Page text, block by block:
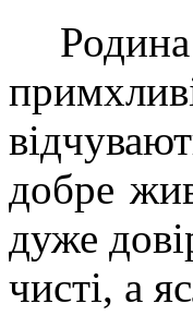
добре
дуже
чисті, а